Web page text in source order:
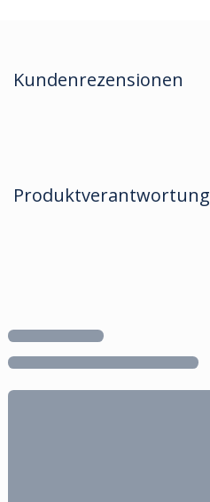
Kundenrezensionen
Produktverantwortung